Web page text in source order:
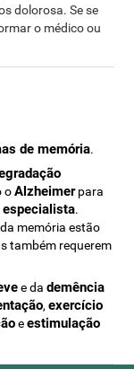
dolorosa. Se se
o médico ou
de memória.
oAlzheimerpara
especialista.
memória estão
também requerem
e dademência
,exercício
eestimulação